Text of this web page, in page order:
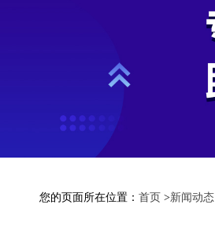
您的页面所在位置： 首页 >新闻动态